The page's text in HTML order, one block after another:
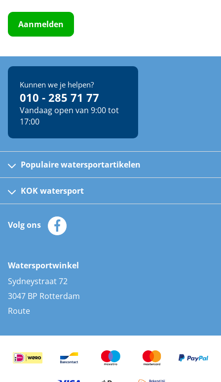
Aanmelden
Kunnen we je helpen?
010 - 285 71 77
Vandaag open van 9:00 tot
17:00
Populaire watersportartikelen
Kinder reddingsvesten
Automatische reddingsvesten
Zeilkleding
Zonnepanelen
AIS transponders
Stootwillen en fenders
Bootkussens
Zwemtrappen
KOK watersport
Klantenservice
Merken
Volg ons
Watersportwinkel
Sydneystraat 72
3047 BP Rotterdam
Route